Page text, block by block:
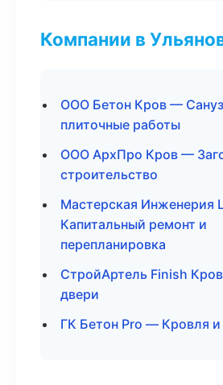
Компании в
ООО Бетон Кров —
плиточные работы
ООО АрхПро Кров —
строительство
Мастерская Инженерия
Капитальный ремонт и
перепланировка
СтройАртель Finish
двери
ГК Бетон Pro — Кровля и